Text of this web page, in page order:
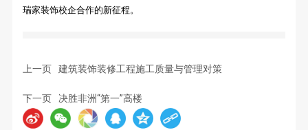
瑞家装饰校企合作的新征程。
上一页 建筑装饰装修工程施工质量与管理对策
下一页 决胜非洲“第一”高楼